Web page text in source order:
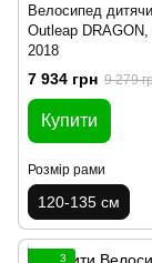
Велосипед
Outleap DRAGON,
2018
7 934 грн 9 279
Купити
Розмір рами
120-135 см
3